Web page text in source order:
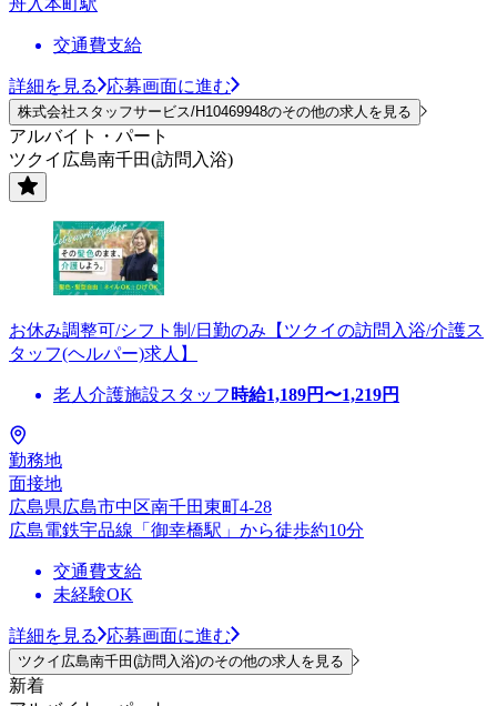
交通費支給
詳細を見る 応募画面に進む
株式会社スタッフサービス/H10469948のその他の求人を見る
アルバイト・パート
ツクイ広島南千田(訪問入浴)
お休み調整可/シフト制/日勤のみ【ツクイの訪問入浴/介護ス
タッフ(ヘルパー)求人】
老人介護施設スタッフ 時給1,189円〜1,219円
勤務地
面接地
広島県広島市中区南千田東町4-28
広島電鉄宇品線「御幸橋駅」から徒歩約10分
交通費支給
未経験OK
詳細を見る 応募画面に進む
ツクイ広島南千田(訪問入浴)のその他の求人を見る
新着